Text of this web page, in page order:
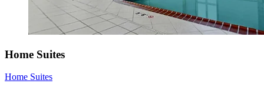
Home Suites
Home Suites